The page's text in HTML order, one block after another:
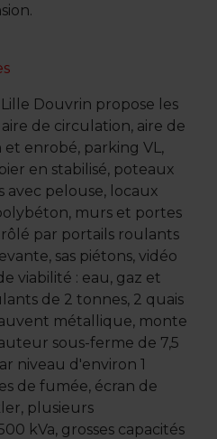
Douvrin propose les
de circulation, aire de
enrobé, parking VL,
en stabilisé, poteaux
avec pelouse, locaux
murs et portes
par portails roulants
sas piétons, vidéo
viabilité : eau, gaz et
de 2 tonnes, 2 quais
métallique, monte
sous-ferme de 7,5
niveau d'environ 1
de fumée, écran de
plusieurs
kVa, grosses capacités